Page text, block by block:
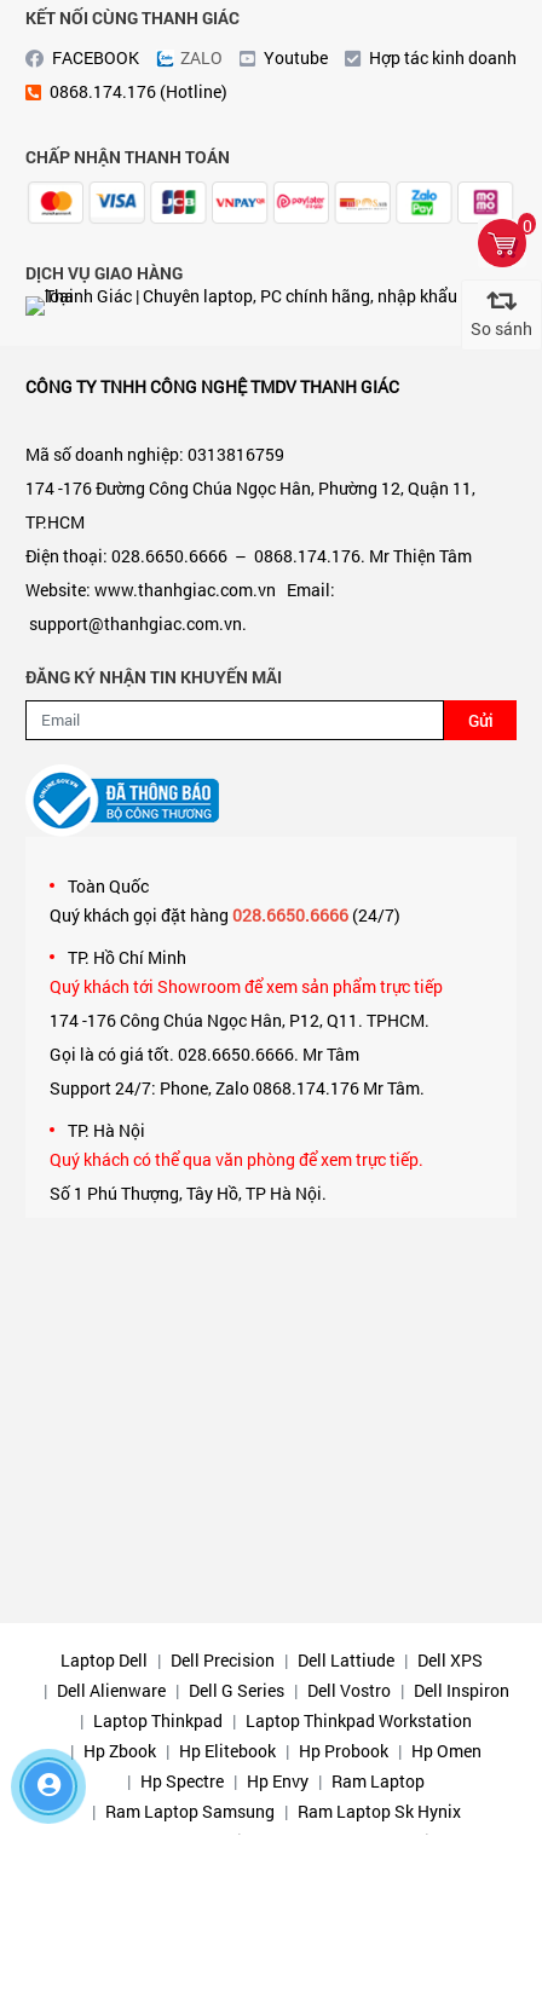
0
So sánh
KẾT NỐI CÙNG THANH GIÁC
FACEBOOK
ZALO Youtube
Hợp tác kinh doanh
0868.174.176 (Hotline)
CHẤP NHẬN THANH TOÁN
DỊCH VỤ GIAO HÀNG
CÔNG TY TNHH CÔNG NGHỆ TMDV THANH GIÁC
Mã số doanh nghiệp: 0313816759
174 -176 Đường Công Chúa Ngọc Hân, Phường 12, Quận 11,
TP.HCM
Điện thoại: 028.6650.6666 – 0868.174.176. Mr Thiện Tâm
Website: www.thanhgiac.com.vn Email:
support@thanhgiac.com.vn.
ĐĂNG KÝ NHẬN TIN KHUYẾN MÃI
Gửi
Toàn Quốc
Quý khách gọi đặt hàng 028.6650.6666(24/7)
TP. Hồ Chí Minh
Quý khách tới Showroom để xem sản phẩm trực tiếp
174 -176 Công Chúa Ngọc Hân, P12, Q11. TPHCM.
Gọi là có giá tốt. 028.6650.6666. Mr Tâm
Support 24/7: Phone, Zalo 0868.174.176 Mr Tâm.
TP. Hà Nội
Quý khách có thể qua văn phòng để xem trực tiếp.
Số 1 Phú Thượng, Tây Hồ, TP Hà Nội.
Laptop Dell Dell Precision Dell Lattiude
Dell XPS
Dell Alienware
Dell G Series Dell Vostro
Dell Inspiron
Laptop Thinkpad
Laptop Thinkpad Workstation
Hp Zbook
Hp Elitebook Hp Probook
Hp Omen
Hp Spectre
Hp Envy
Ram Laptop
Ram Laptop Samsung
Ram Laptop Sk Hynix
Ram Laptop Micron
Ram Laptop Gskill